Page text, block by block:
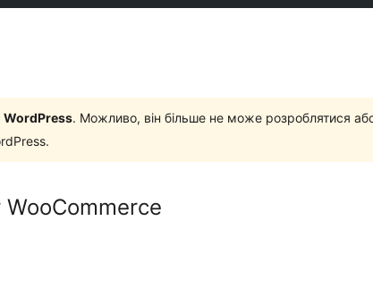
WordPress. Можливо, він більше не може розроблятися